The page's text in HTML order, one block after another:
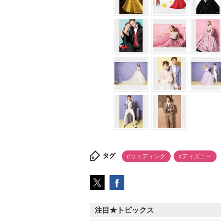
タグ #ウエディング #ディズニー
注目★トピックス